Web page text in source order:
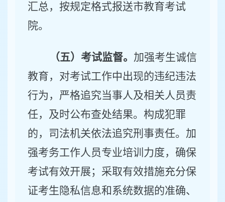
汇总，按规定格式报送市教育考试
院。
（五）考试监督。 加强考生诚信
教育，对考试工作中出现的违纪违法
行为，严格追究当事人及相关人员责
任，及时公布查处结果。构成犯罪
的，司法机关依法追究刑事责任。加
强考务工作人员专业培训力度，确保
考试有效开展；采取有效措施充分保
证考生隐私信息和系统数据的准确、